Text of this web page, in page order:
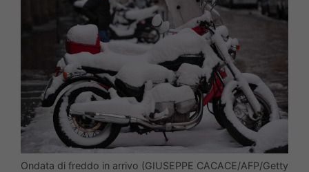
Ondata di freddo in arrivo (GIUSEPPE CACACE/AFP/Getty